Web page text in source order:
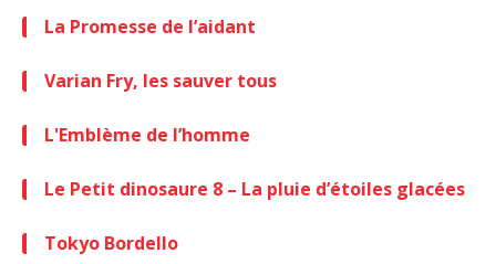
La Promesse de l’aidant
Varian Fry, les sauver tous
L'Emblème de l’homme
Le Petit dinosaure 8 – La pluie d’étoiles glacées
Tokyo Bordello